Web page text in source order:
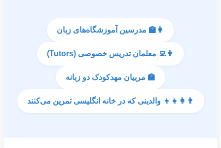
👩‍🏫 مدرسین آموزشگاه‌های زبان
👨‍💻 معلمان تدریس خصوصی (Tutors)
🏫 مربیان مهدکودک دو زبانه
👨‍👩‍👧‍👦 والدینی که در خانه انگلیسی تمرین می‌کنند